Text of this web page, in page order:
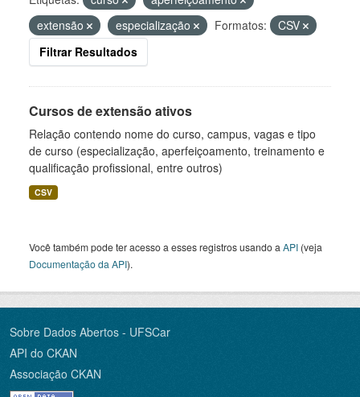
extensão
especialização Formatos:
CSV
Filtrar Resultados
Cursos de extensão ativos
Relação contendo nome do curso, campus, vagas e tipo
de curso (especialização, aperfeiçoamento, treinamento e
qualificação profissional, entre outros)
CSV
Você também pode ter acesso a esses registros usando a API (veja
Documentação da API).
Sobre Dados Abertos - UFSCar
API do CKAN
Associação CKAN